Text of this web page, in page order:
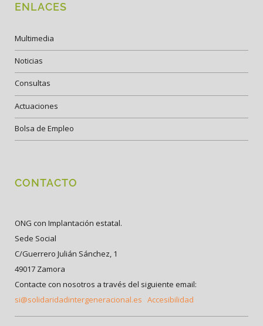
ENLACES
Multimedia
Noticias
Consultas
Actuaciones
Bolsa de Empleo
CONTACTO
ONG con Implantación estatal.
Sede Social
C/Guerrero Julián Sánchez, 1
49017 Zamora
Contacte con nosotros a través del siguiente email:
si@solidaridadintergeneracional.es Accesibilidad